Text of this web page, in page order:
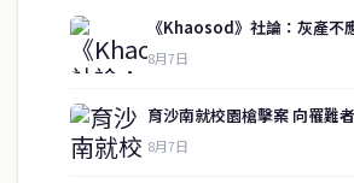
《Khaosod》社論：灰產不
8月7日
育沙南就校園槍擊案 向罹難
8月7日